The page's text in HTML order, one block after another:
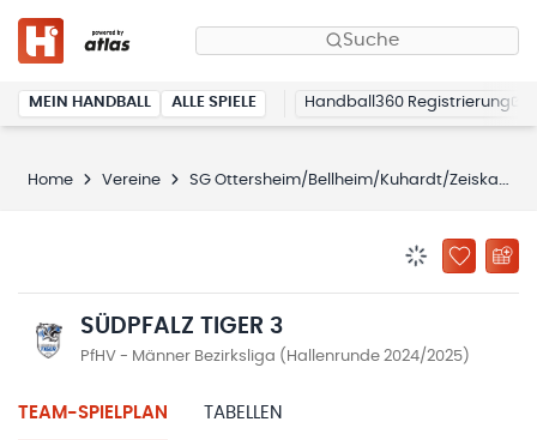
Suche
MEIN HANDBALL ALLE SPIELE Handball360 Registrierung
Home Vereine SG Ottersheim/Bellheim/Kuhardt/Zeiskam
ZU
SÜDPFALZ TIGER 3
PfHV - Männer Bezirksliga (Hallenrunde 2024/2025)
TEAM-SPIELPLAN TABELLEN